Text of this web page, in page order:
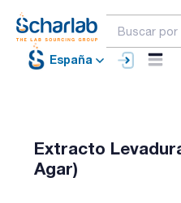
España
Extracto
Agar)